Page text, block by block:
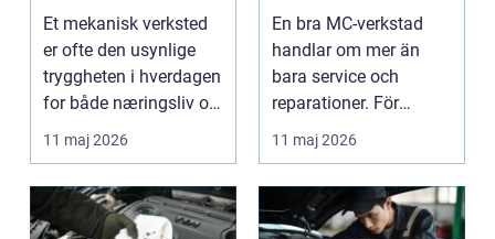
maskinpark
Et mekanisk verksted
er ofte den usynlige
tryggheten i hverdagen
for både næringsliv og
privatperson...
11 maj 2026
motorcykel
En bra MC-verkstad
handlar om mer än
bara service och
reparationer. För
många förare i Skåne
är verk...
11 maj 2026